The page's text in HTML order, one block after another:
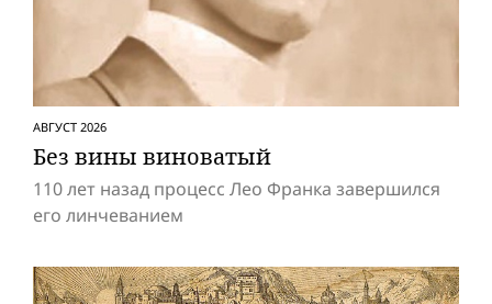
АВГУСТ 2026
Без вины виноватый
110 лет назад процесс Лео Франка завершился
его линчеванием